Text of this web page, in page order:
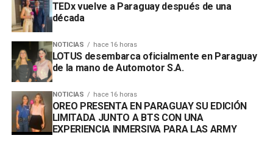
TEDx vuelve a Paraguay después de una
década
NOTICIAS hace 16 horas
LOTUS desembarca oficialmente en Paraguay
de la mano de Automotor S.A.
NOTICIAS hace 16 horas
OREO PRESENTA EN PARAGUAY SU EDICIÓN
LIMITADA JUNTO A BTS CON UNA
EXPERIENCIA INMERSIVA PARA LAS ARMY